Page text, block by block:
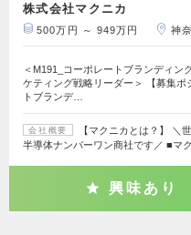
株式会社マクニカ
500万円 ～ 949万円 神
＜M191_コーポレートブランディン
ケティング戦略リーダー＞ 【募集ポ
トブランデ…
会社概要
【マクニカとは？】 ＼
半導体ナンバーワン商社です／ ■マ
興味あり